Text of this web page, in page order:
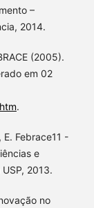
–
2014.
(2005).
em 02
.
E. Febrace11 -
e
2013.
no